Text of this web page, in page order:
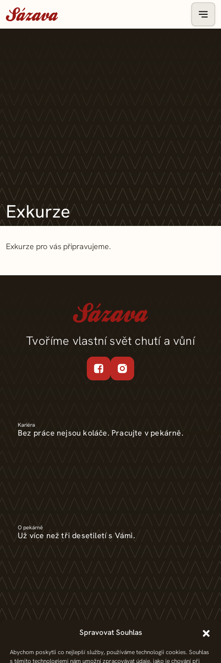
Spravovat Souhlas
Abychom poskytli co nejlepší služby, používáme technologii cookies. Souhlas
s těmito technologiemi nám umožní zpracovávat údaje, jako je chování při
Exkurze
Exkurze pro vás připravujeme.
Tvoříme vlastní svět chutí a vůní
Kariéra
Bez práce nejsou koláče. Pracujte v pekárně.
O pekárně
Už více než tři desetiletí s Vámi.
Novinky a zajímavosti přímo z pece.